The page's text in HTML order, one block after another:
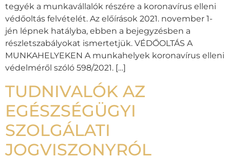
tegyék a munkavállalók részére a koronavírus elleni
védőoltás felvételét. Az előírások 2021. november 1-
jén lépnek hatályba, ebben a bejegyzésben a
részletszabályokat ismertetjük. VÉDŐOLTÁS A
MUNKAHELYEKEN A munkahelyek koronavírus elleni
védelméről szóló 598/2021. […]
TUDNIVALÓK AZ
EGÉSZSÉGÜGYI
SZOLGÁLATI
JOGVISZONYRÓL